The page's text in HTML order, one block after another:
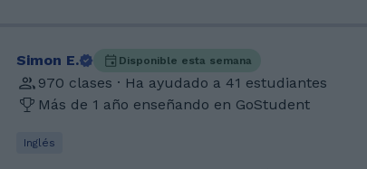
being in contact with the language since It is also
my college career and I have been teaching it for
12 years so far in 7 different countries I studied
certificate. I also got my College degree in
Simon E. Disponible esta semana
970 clases · Ha ayudado a 41 estudiantes
Más de 1 año enseñando en GoStudent
Inglés